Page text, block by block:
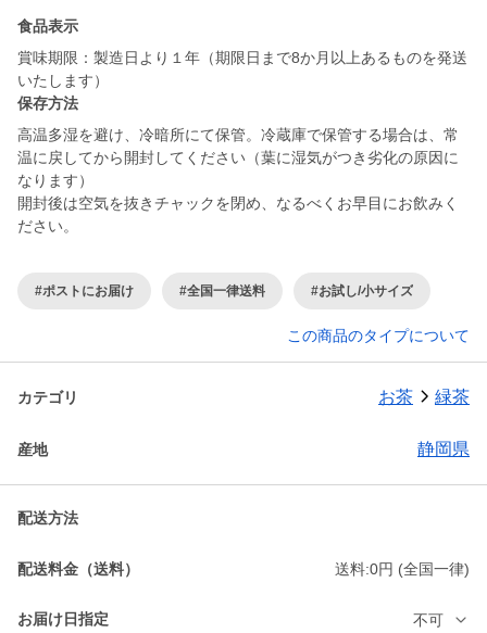
食品表示
賞味期限：製造日より１年（期限日まで8か月以上あるものを発送
いたします）
保存方法
高温多湿を避け、冷暗所にて保管。冷蔵庫で保管する場合は、常
温に戻してから開封してください（葉に湿気がつき劣化の原因に
なります）
開封後は空気を抜きチャックを閉め、なるべくお早目にお飲みく
ださい。
#ポストにお届け #全国一律送料 #お試し/小サイズ
この商品のタイプについて
カテゴリ お茶 緑茶
産地 静岡県
配送方法
配送料金（送料） 送料:0円 (全国一律)
お届け日指定 不可